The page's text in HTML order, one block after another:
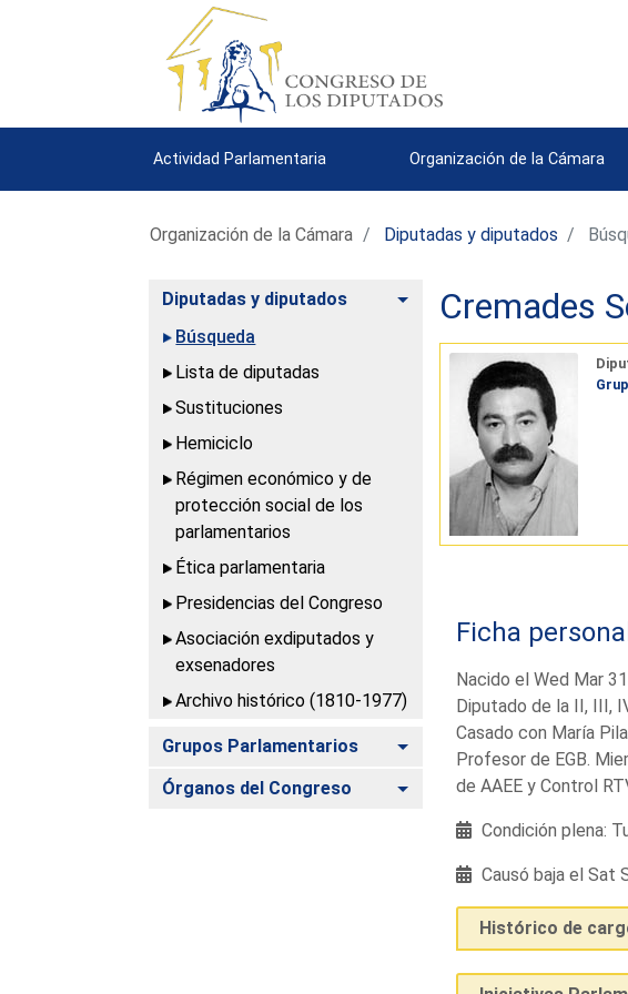
Actividad Parlamentaria Organización de la Cámara
Organización de la Cámara Diputadas y diputados
Diputadas y diputados
Alternar
Búsqueda
Lista de diputadas
Sustituciones
Hemiciclo
Régimen económico y de
protección social de los
parlamentarios
Ética parlamentaria
Presidencias del Congreso
Asociación exdiputados y
exsenadores
Archivo histórico (1810-1977)
Grupos Parlamentarios Alternar
Órganos del Congreso Alternar
Cremades
Ficha
Nacido el Wed Mar
Diputado de la II, III,
Casado con María
Profesor de EGB.
de AAEE y Control
Condición plena:
Causó baja el Sat
Histórico de